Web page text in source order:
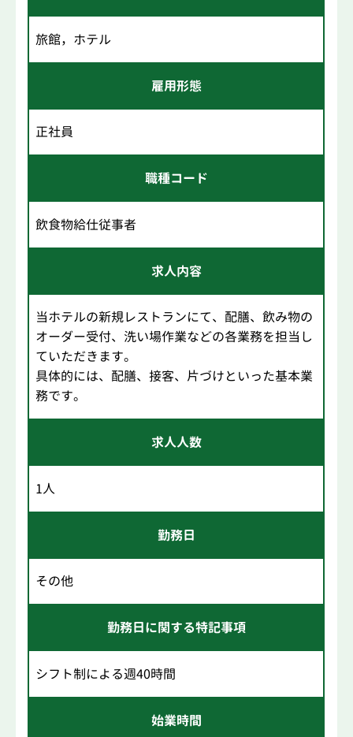
旅館，ホテル
雇用形態
正社員
職種コード
飲食物給仕従事者
求人内容
当ホテルの新規レストランにて、配膳、飲み物の
オーダー受付、洗い場作業などの各業務を担当し
ていただきます。
具体的には、配膳、接客、片づけといった基本業
務です。
求人人数
1人
勤務日
その他
勤務日に関する特記事項
シフト制による週40時間
始業時間